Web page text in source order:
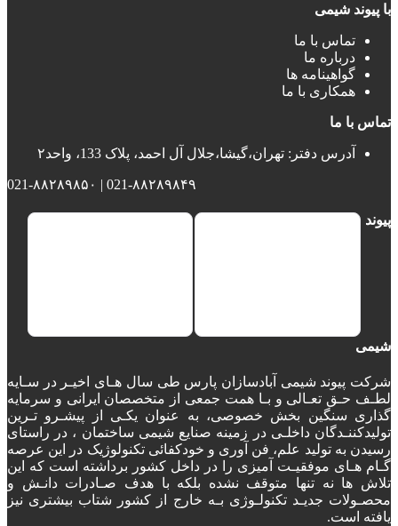
با پیوند شیمی
تماس با ما
درباره ما
گواهینامه ها
همکاری با ما
تماس با ما
آدرس دفتر: تهران،گیشا،جلال آل احمد، پلاک 133، واحد۲
021-۸۸۲۸۹۸۴۹ | 021-۸۸۲۸۹۸۵۰
پیوند
شیمی
شرکت پیوند شیمی آبادسازان پارس طی سال هـای اخیـر در سـایه
لطـف حـق تعـالی و بـا همت جمعی از متخصصان ایرانی و سرمایه
گذاری سنگین بخش خصوصی، به عنوان یکـی از پیشـرو تـرین
تولیدکننـدگان داخلـی در زمینه صنایع شیمی ساختمان ، در راستای
رسیدن به تولید علم، فن آوری و خودکفائی تکنولوژیک در این عرصه
گـام هـای موفقیـت آمیزی را در داخل کشور برداشته است که این
تلاش ها نه تنها متوقف نشده بلکه با هدف صـادرات دانـش و
محصـولات جدیـد تکنولـوژی بـه خارج از کشور شتاب بیشتری نیز
یافته است.